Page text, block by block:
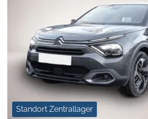
Standort Zentrallager